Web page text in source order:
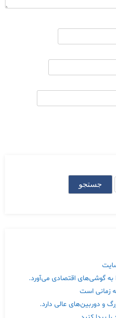
و دوربین‌های عالی دارد.